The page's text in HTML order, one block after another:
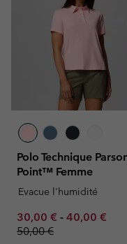
Polo Technique
Point™ Femme
Evacue l'humidité
Minimum sale price:
30,00 € - Maximum
40,00 €
50,00 €